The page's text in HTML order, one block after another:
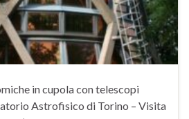
in cupola con telescopi
Astrofisico di Torino – Visita